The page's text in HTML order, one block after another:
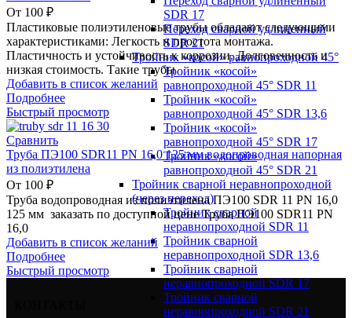
SDR 17
Переход сварной удлиненный
SDR 21
Тройник «косой» равнопроходной 45°
Тройник «косой»
равнопроходной 45° SDR 11
Тройник «косой»
равнопроходной 45° SDR 13,6
Тройник «косой»
равнопроходной 45° SDR 17
Тройник «косой»
равнопроходной 45° SDR 21
Тройник сварной неравнопроходной
(через переход)
Тройник сварной
неравнопроходной SDR 11
Тройник сварной
неравнопроходной SDR 13,6
Тройник сварной
неравнопроходной SDR 17
Тройник сварной
неравнопроходной SDR 21
От 100 ₽
Пластиковые полиэтиленовые трубы обладают следующими
характеристиками: Легкость и простота монтажа.
Пластичность и устойчивость к коррозии. Долговечность и
низкая стоимость. Такие трубы
Добавить в список желаний
Подробнее
Быстрый просмотр
Сравнить
Труба ПЭ100 SDR11 PN 16,0 125 мм водопроводная напорная
из полиэтилена
От 100 ₽
Труба водопроводная из полиэтилена ПЭ100 SDR 11 PN 16,0
125 мм заказать по доступной цене Труба ПЭ100 SDR11 PN
16,0
Добавить в список желаний
Подробнее
Быстрый просмотр